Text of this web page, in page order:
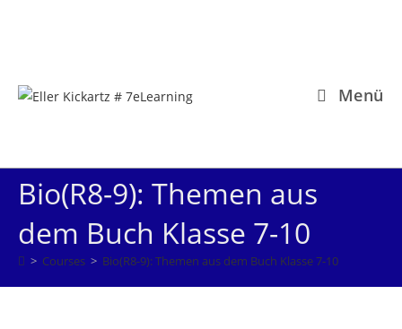
Menü
Bio(R8-9): Themen aus
dem Buch Klasse 7-10
> Courses > Bio(R8-9): Themen aus dem Buch Klasse 7-10